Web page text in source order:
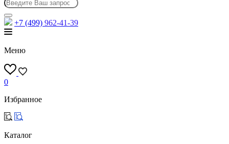
+7 (499) 962-41-39
Меню
0
Избранное
Каталог